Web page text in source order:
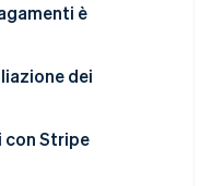
l'infrastruttura
è
dei
con Stripe